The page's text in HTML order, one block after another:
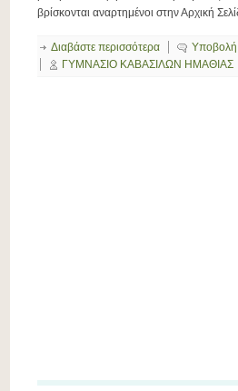
βρίσκονται αναρτημένοι στην Αρχική
Διαβάστε περισσότερα Υποβολή
ΓΥΜΝΑΣΙΟ ΚΑΒΑΣΙΛΩΝ ΗΜΑΘΙΑΣ